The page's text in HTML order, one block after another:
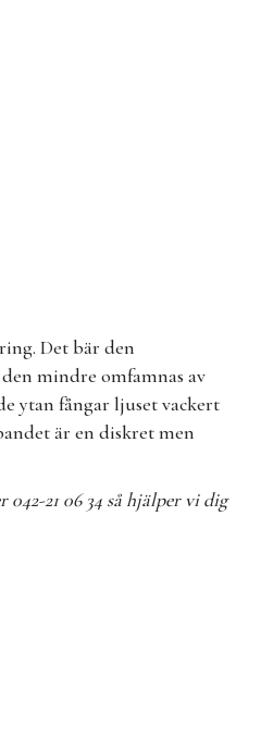
Det bär den
mindre omfamnas av
ytan fångar ljuset vackert
är en diskret men
042-21 06 34 så hjälper vi dig